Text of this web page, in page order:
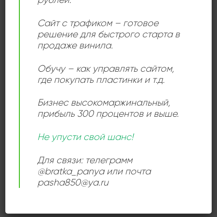
один из первых значительных композиторов
романтической школы.
Add to
wishlist
Wolfgang Amadeus
Mozart, Carl Maria von
Weber, Felix Mendelssohn-
Bartholdy, Hugo Wolf,
Сайт с трафиком – готовое
решение для быстрого старта в
продаже винила.
Обучу – как управлять сайтом,
где покупать пластинки и т.д.
Бизнес высокомаржинальный,
прибыль 300 процентов и выше.
Не упусти свой шанс!
Для связи: телеграмм
@bratka_panya или почта
pasha850@ya.ru